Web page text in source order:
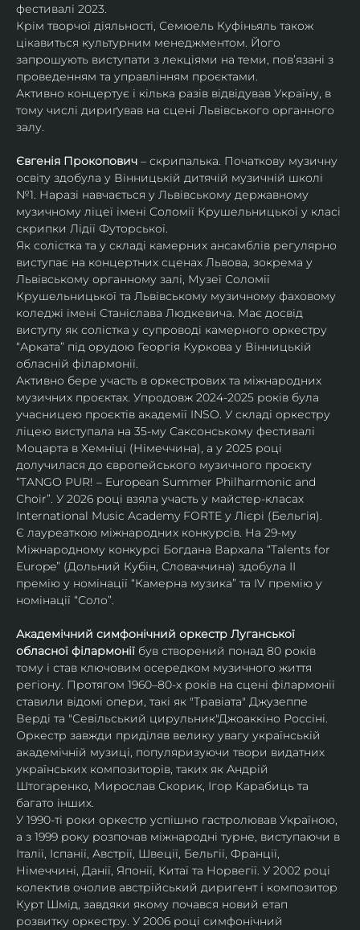
фестивалі 2023.
Крім творчої діяльності, Семюель Куфіньяль також
цікавиться культурним менеджментом. Його
запрошують виступати з лекціями на теми, пов’язані з
проведенням та управлінням проєктами.
Активно концертує і кілька разів відвідував Україну, в
тому числі дириґував на сцені Львівського органного
залу.
Євгенія Прокопович – скрипалька. Початкову музичну
освіту здобула у Вінницькій дитячій музичній школі
№1. Наразі навчається у Львівському державному
музичному ліцеї імені Соломії Крушельницької у класі
скрипки Лідії Футорської.
Як солістка та у складі камерних ансамблів регулярно
виступає на концертних сценах Львова, зокрема у
Львівському органному залі, Музеї Соломії
Крушельницької та Львівському музичному фаховому
коледжі імені Станіслава Людкевича. Має досвід
виступу як солістка у супроводі камерного оркестру
“Арката” під орудою Георгія Куркова у Вінницькій
обласній філармонії.
Активно бере участь в оркестрових та міжнародних
музичних проєктах. Упродовж 2024-2025 років була
учасницею проєктів академії INSO. У складі оркестру
ліцею виступала на 35-му Саксонському фестивалі
Моцарта в Хемніці (Німеччина), а у 2025 році
долучилася до європейського музичного проєкту
“TANGO PUR! – European Summer Philharmonic and
Choir”. У 2026 році взяла участь у майстер-класах
International Music Academy FORTE у Лієрі (Бельгія).
Є лауреаткою міжнародних конкурсів. На 29-му
Міжнародному конкурсі Богдана Вархала “Talents for
Europe” (Дольний Кубін, Словаччина) здобула ІІ
премію у номінації “Камерна музика” та IV премію у
номінації “Соло”.
Академічний симфонічний оркестр Луганської
обласної філармонії був створений понад 80 років
тому і став ключовим осередком музичного життя
регіону. Протягом 1960–80-х років на сцені філармонії
ставили відомі опери, такі як "Травіата" Джузеппе
Верді та "Севільський цирульник"Джоаккіно Россіні.
Оркестр завжди приділяв велику увагу українській
академічній музиці, популяризуючи твори видатних
українських композиторів, таких як Андрій
Штогаренко, Мирослав Скорик, Ігор Карабиць та
багато інших.
У 1990-ті роки оркестр успішно гастролював Україною,
а з 1999 року розпочав міжнародні турне, виступаючи в
Італії, Іспанії, Австрії, Швеції, Бельгії, Франції,
Німеччині, Данії, Японії, Китаї та Норвегії. У 2002 році
колектив очолив австрійський диригент і композитор
Курт Шмід, завдяки якому почався новий етап
розвитку оркестру. У 2006 році симфонічний